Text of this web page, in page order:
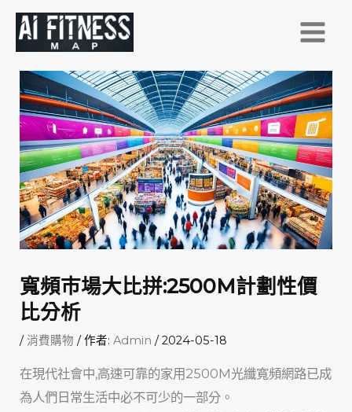
寬頻巿場大比拼:2500M計劃性價
比分析
/消費購物 / 作者:Admin/2024-05-18
在現代社會中,高速可靠的家用2500M光纖寬頻網路已成
為人們日常生活中必不可少的一部分。